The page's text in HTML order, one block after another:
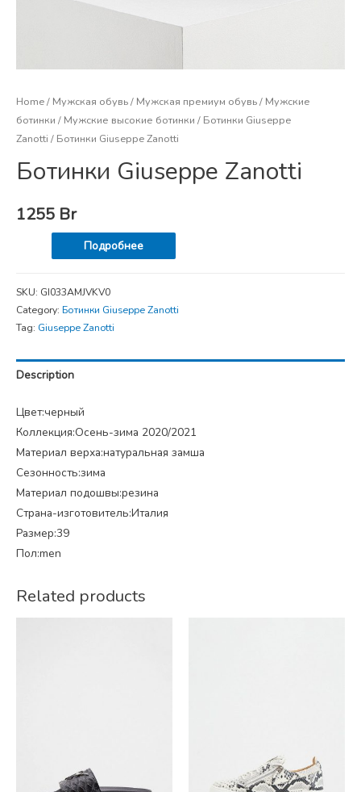
Home/ Мужская обувь/ Мужская премиум обувь/ Мужские
ботинки / Мужские высокие ботинки / Ботинки Giuseppe
Zanotti / Ботинки Giuseppe Zanotti
Ботинки Giuseppe Zanotti
1255 Br
Подробнее
SKU: GI033AMJVKV0
Category: Ботинки Giuseppe Zanotti
Tag: Giuseppe Zanotti
Description
Цвет:черный
Коллекция:Осень-зима 2020/2021
Материал верха:натуральная замша
Сезонность:зима
Материал подошвы:резина
Страна-изготовитель:Италия
Размер:39
Пол:men
Related products